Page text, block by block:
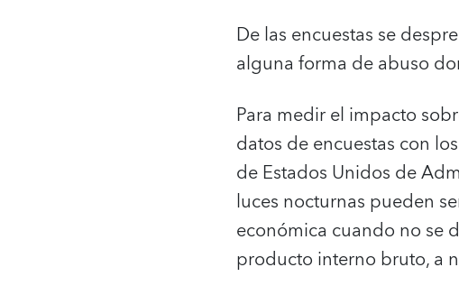
De las encuestas se
alguna forma de abuso
Para medir el impacto
datos de encuestas con
de Estados Unidos de
luces nocturnas pueden
económica cuando no se
producto interno bruto, a